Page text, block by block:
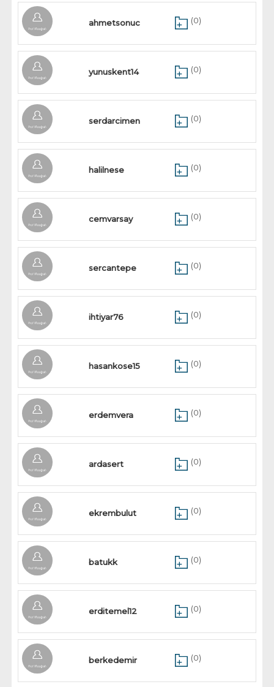
ahmetsonuc (0)
yunuskent14 (0)
serdarcimen (0)
halilnese (0)
cemvarsay (0)
sercantepe (0)
ihtiyar76 (0)
hasankose15 (0)
erdemvera (0)
ardasert (0)
ekrembulut (0)
batukk (0)
erditemel12 (0)
berkedemir (0)